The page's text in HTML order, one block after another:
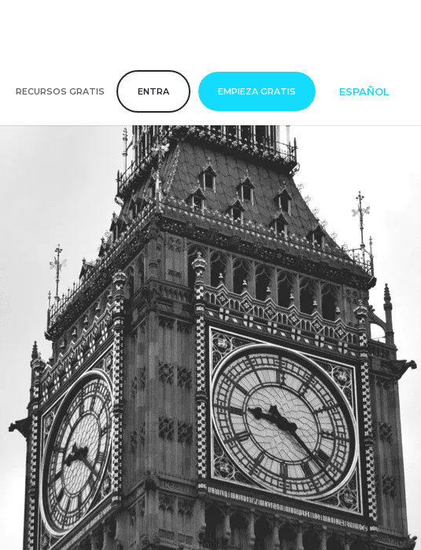
RECURSOS GRATIS ENTRA EMPIEZA GRATIS ESPAÑOL